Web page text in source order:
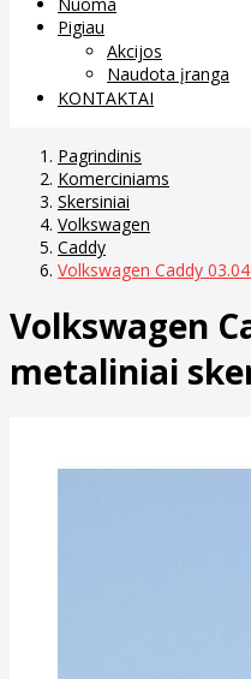
Pigiau
Akcijos
Naudota įranga
KONTAKTAI
Pagrindinis
Komerciniams
Skersiniai
Volkswagen
Caddy
Volkswagen Caddy
Volkswagen
metaliniai